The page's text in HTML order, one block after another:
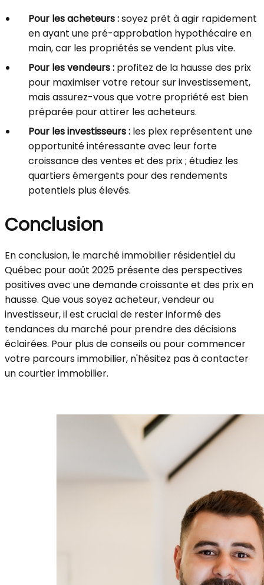
Pour les acheteurs :soyez prêt à agir rapidement
en ayant une pré-approbation hypothécaire en
main, car les propriétés se vendent plus vite.
Pour les vendeurs : profitez de la hausse des prix
pour maximiser votre retour sur investissement,
mais assurez-vous que votre propriété est bien
préparée pour attirer les acheteurs.
Pour les investisseurs : les plex représentent une
opportunité intéressante avec leur forte
croissance des ventes et des prix ; étudiez les
quartiers émergents pour des rendements
potentiels plus élevés.
Conclusion
En conclusion, le marché immobilier résidentiel du
Québec pour août 2025 présente des perspectives
positives avec une demande croissante et des prix en
hausse. Que vous soyez acheteur, vendeur ou
investisseur, il est crucial de rester informé des
tendances du marché pour prendre des décisions
éclairées. Pour plus de conseils ou pour commencer
votre parcours immobilier, n'hésitez pas à contacter
un courtier immobilier.